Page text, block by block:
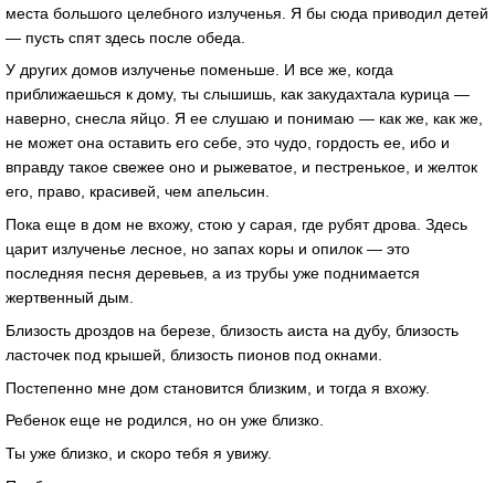
места большого целебного излученья. Я бы сюда приводил детей
— пусть спят здесь после обеда.
У других домов излученье поменьше. И все же, когда
приближаешься к дому, ты слышишь, как закудахтала курица —
наверно, снесла яйцо. Я ее слушаю и понимаю — как же, как же,
не может она оставить его себе, это чудо, гордость ее, ибо и
вправду такое свежее оно и рыжеватое, и пестренькое, и желток
его, право, красивей, чем апельсин.
Пока еще в дом не вхожу, стою у сарая, где рубят дрова. Здесь
царит излученье лесное, но запах коры и опилок — это
последняя песня деревьев, а из трубы уже поднимается
жертвенный дым.
Близость дроздов на березе, близость аиста на дубу, близость
ласточек под крышей, близость пионов под окнами.
Постепенно мне дом становится близким, и тогда я вхожу.
Ребенок еще не родился, но он уже близко.
Ты уже близко, и скоро тебя я увижу.